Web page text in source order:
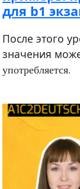
для b1
После этого
значения
употребляется.